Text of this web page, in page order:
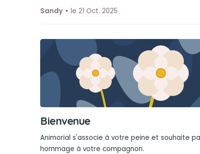
Sandy
le 21 Oct. 2025
Bienvenue
Animorial s'associe à votre peine et souhaite
hommage à votre compagnon.